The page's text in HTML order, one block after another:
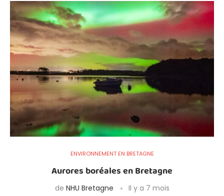
ENVIRONNEMENT EN BRETAGNE
Aurores boréales en Bretagne
de NHU Bretagne Il y a 7 mois